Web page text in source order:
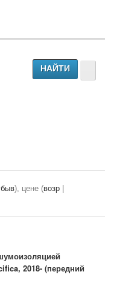
), цене (возр
2018- (передний